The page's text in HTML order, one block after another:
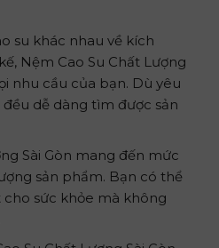
su khác nhau về kích
Nệm Cao Su Chất Lượng
nhu cầu của bạn. Dù yêu
dễ dàng tìm được sản
Sài Gòn mang đến mức
sản phẩm. Bạn có thể
cho sức khỏe mà không